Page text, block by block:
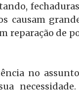
causam
reparação de
no